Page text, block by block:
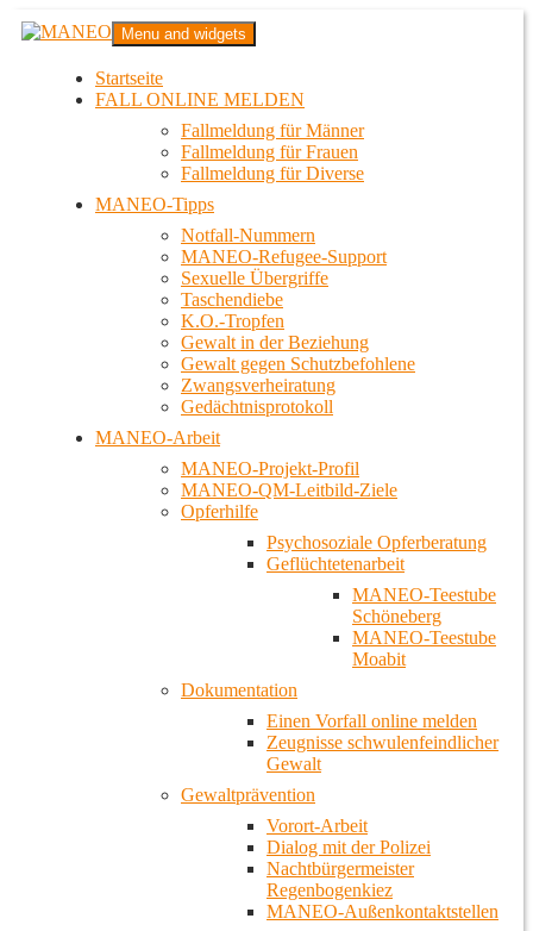
Zum
InhaltMANEO
Das schwule Anti-Gewalt-Projekt in Berlin
Menu and widgets
Startseite
FALL ONLINE MELDEN
Fallmeldung für Männer
Fallmeldung für Frauen
Fallmeldung für Diverse
MANEO-Tipps
Notfall-Nummern
MANEO-Refugee-Support
Sexuelle Übergriffe
Taschendiebe
K.O.-Tropfen
Gewalt in der Beziehung
Gewalt gegen Schutzbefohlene
Zwangsverheiratung
Gedächtnisprotokoll
MANEO-Arbeit
MANEO-Projekt-Profil
MANEO-QM-Leitbild-Ziele
Opferhilfe
Psychosoziale Opferberatung
Geflüchtetenarbeit
MANEO-Teestube
Schöneberg
MANEO-Teestube
Moabit
Dokumentation
Einen Vorfall online melden
Zeugnisse schwulenfeindlicher
Gewalt
Gewaltprävention
Vorort-Arbeit
Dialog mit der Polizei
Nachtbürgermeister
Regenbogenkiez
MANEO-Außenkontaktstellen